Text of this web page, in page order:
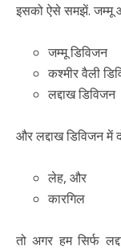
इसको ऐसे समझें. जम्मू
जम्मू डिविजन
कश्मीर वैली
लद्दाख डिविजन
और लद्दाख डिविजन
लेह, और
कारगिल
तो अगर हम सिर्फ